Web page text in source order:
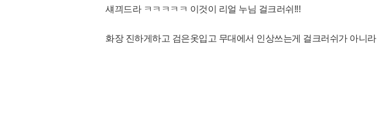
섀끠드라 ㅋㅋㅋㅋㅋ 이것이 리얼 누님 걸크러쉬!!!
화장 진하게하고 검은옷입고 무대에서 인상쓰는게 걸크러쉬가 아니라